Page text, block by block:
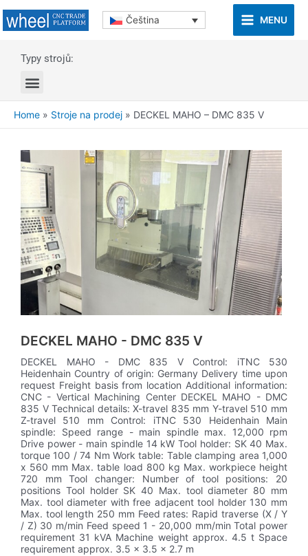
Čeština MENU
Typy strojů:
Home » Stroje na prodej » DECKEL MAHO – DMC 835 V
DECKEL MAHO - DMC 835 V
DECKEL MAHO - DMC 835 V Control: iTNC 530
Heidenhain Country of origin: Germany Delivery time upon
request Freight basis from location Additional information:
CNC - Vertical Machining Center DECKEL MAHO - DMC
835 V Technical details: X-travel 835 mm Y-travel 510 mm
Z-travel 510 mm Control: iTNC 530 Heidenhain Main
spindle: Speed ​​range - main spindle max. 12,000 rpm
Drive power - main spindle 14 kW Tool holder: SK 40 Max.
torque 100 / 74 Nm Work table: Table clamping area 1,000
x 560 mm Max. table load 800 kg Max. workpiece height
720 mm Tool changer: Number of tool positions: 20
positions Tool holder SK 40 Max. tool diameter 80 mm
Max. tool diameter with free adjacent tool holder 130 mm
Max. tool length 250 mm Feed rates: Rapid traverse (X / Y
/ Z) 30 m/min Feed speed 1 - 20,000 mm/min Total power
requirement 31 kVA Machine weight approx. 4.5 t Space
requirement approx. 3.5 x 3.5 x 2.7 m